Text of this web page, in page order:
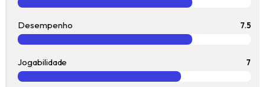
Desempenho 7.5
Jogabilidade 7